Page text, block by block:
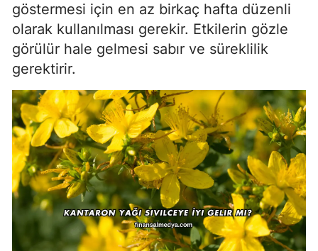
göstermesi için en az birkaç hafta düzenli
olarak kullanılması gerekir. Etkilerin gözle
görülür hale gelmesi sabır ve süreklilik
gerektirir.